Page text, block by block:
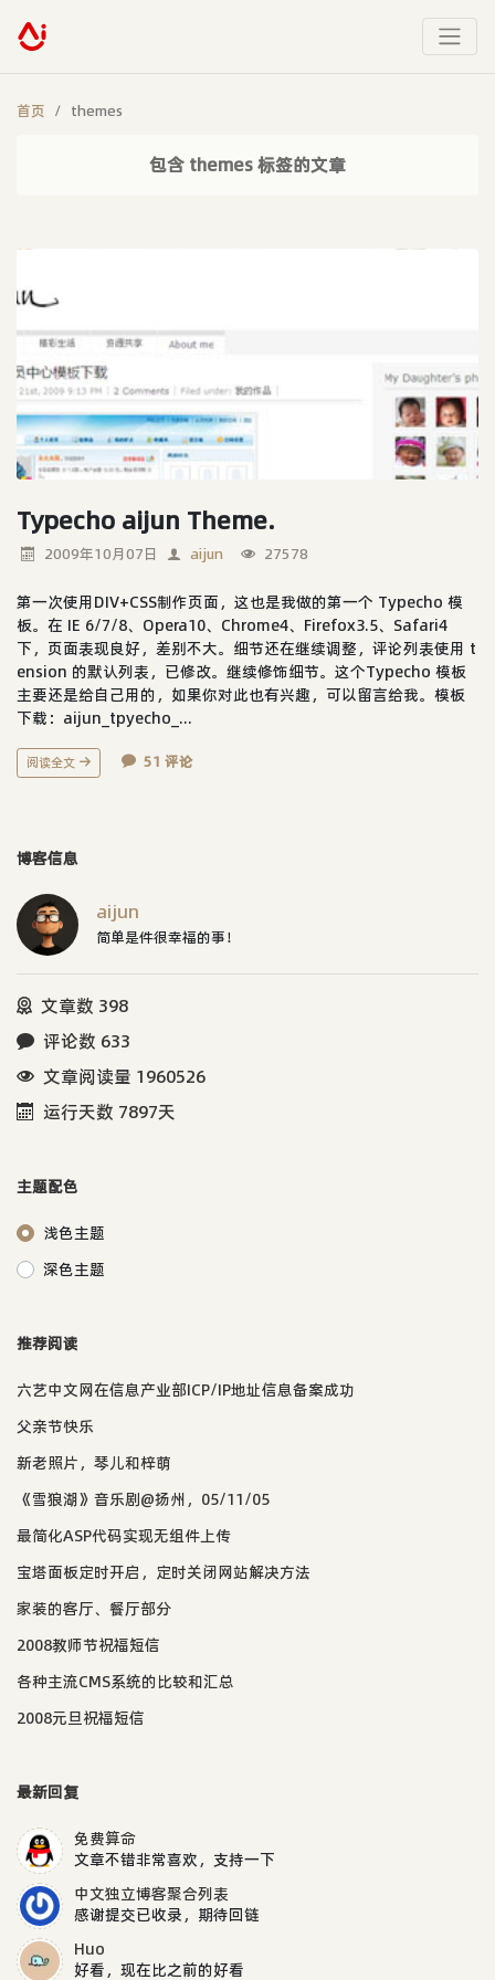
首页 themes
包含 themes 标签的文章
Typecho aijun Theme.
2009年10月07日 aijun 27578
第一次使用DIV+CSS制作页面，这也是我做的第一个 Typecho 模
板。在 IE 6/7/8、Opera10、Chrome4、Firefox3.5、Safari4
下，页面表现良好，差别不大。细节还在继续调整，评论列表使用 t
ension 的默认列表，已修改。继续修饰细节。这个Typecho 模板
主要还是给自己用的，如果你对此也有兴趣，可以留言给我。模板
下载：aijun_tpyecho_...
阅读全文 51 评论
博客信息
aijun
简单是件很幸福的事！
文章数 398
评论数 633
文章阅读量 1960526
运行天数 7897天
主题配色
浅色主题
深色主题
推荐阅读
六艺中文网在信息产业部ICP/IP地址信息备案成功
父亲节快乐
新老照片，琴儿和梓萌
《雪狼湖》音乐剧@扬州，05/11/05
最简化ASP代码实现无组件上传
宝塔面板定时开启，定时关闭网站解决方法
家装的客厅、餐厅部分
2008教师节祝福短信
各种主流CMS系统的比较和汇总
2008元旦祝福短信
最新回复
免费算命
文章不错非常喜欢，支持一下
中文独立博客聚合列表
感谢提交已收录，期待回链
Huo
好看，现在比之前的好看